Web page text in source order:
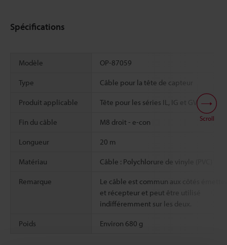
Spécifications
Modèle OP-87059
Type Câble pour la tête de capteur
Produit applicable Tête pour les séries IL, IG et GV-T
Fin du câble M8 droit - e-con
Longueur 20 m
Matériau Câble : Polychlorure de vinyle (PVC)
Remarque
Le câble est commun aux côtés
et récepteur et peut être utilisé
indifféremment sur les deux.
Poids Environ 680 g
Scroll